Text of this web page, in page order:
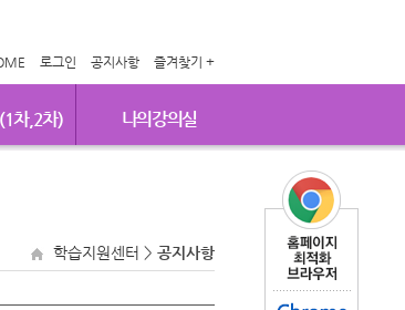
로그인 공지사항 즐겨찾기 +
차,2차) 나의강의실
학습지원센터 > 공지사항